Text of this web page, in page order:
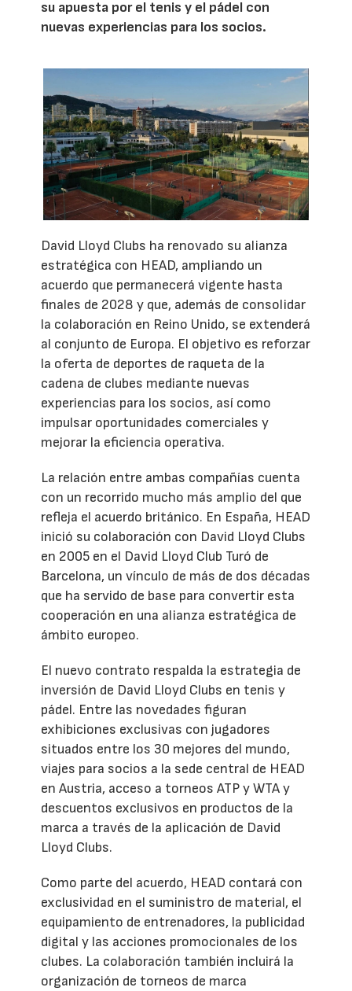
su apuesta por el tenis y el pádel con
nuevas experiencias para los socios.
David Lloyd Clubs ha renovado su alianza
estratégica con HEAD, ampliando un
acuerdo que permanecerá vigente hasta
finales de 2028 y que, además de consolidar
la colaboración en Reino Unido, se extenderá
al conjunto de Europa. El objetivo es reforzar
la oferta de deportes de raqueta de la
cadena de clubes mediante nuevas
experiencias para los socios, así como
impulsar oportunidades comerciales y
mejorar la eficiencia operativa.
La relación entre ambas compañías cuenta
con un recorrido mucho más amplio del que
refleja el acuerdo británico. En España, HEAD
inició su colaboración con David Lloyd Clubs
en 2005 en el David Lloyd Club Turó de
Barcelona, un vínculo de más de dos décadas
que ha servido de base para convertir esta
cooperación en una alianza estratégica de
ámbito europeo.
El nuevo contrato respalda la estrategia de
inversión de David Lloyd Clubs en tenis y
pádel. Entre las novedades figuran
exhibiciones exclusivas con jugadores
situados entre los 30 mejores del mundo,
viajes para socios a la sede central de HEAD
en Austria, acceso a torneos ATP y WTA y
descuentos exclusivos en productos de la
marca a través de la aplicación de David
Lloyd Clubs.
Como parte del acuerdo, HEAD contará con
exclusividad en el suministro de material, el
equipamiento de entrenadores, la publicidad
digital y las acciones promocionales de los
clubes. La colaboración también incluirá la
organización de torneos de marca